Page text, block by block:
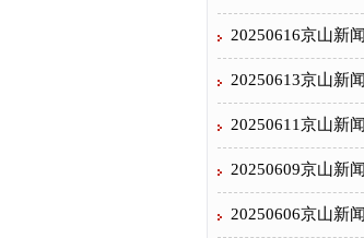
20250616京山新
20250613京山新
20250611京山新
20250609京山新
20250606京山新